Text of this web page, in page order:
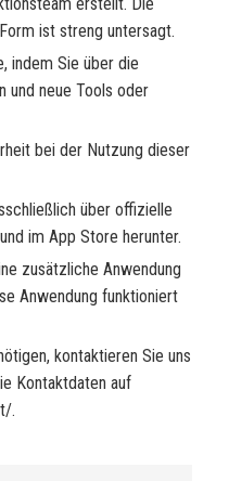
ist streng untersagt.
indem Sie über die
und neue Tools oder
bei der Nutzung dieser
über offizielle
im App Store herunter.
zusätzliche Anwendung
Anwendung funktioniert
kontaktieren Sie uns
Kontaktdaten auf
.